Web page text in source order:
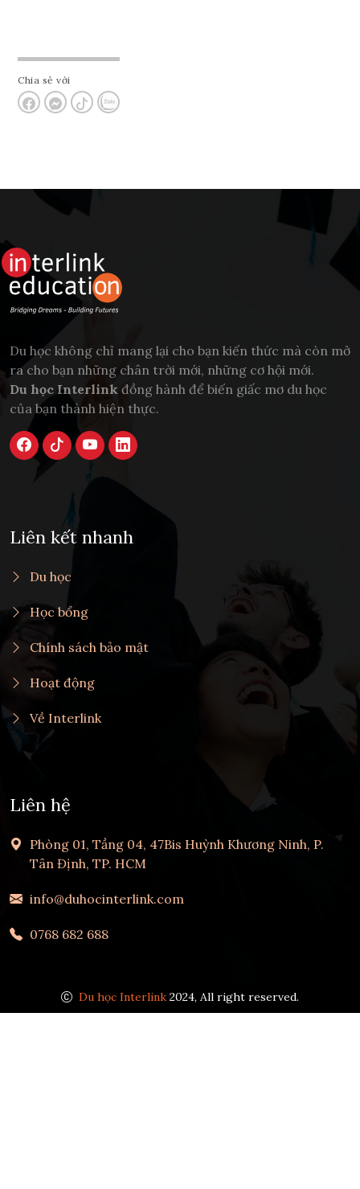
Chia sẻ với
Du học không chỉ mang lại cho bạn kiến thức mà còn mở
ra cho bạn những chân trời mới, những cơ hội mới.
Du học Interlink đồng hành để biến giấc mơ du học
của bạn thành hiện thực.
Liên kết nhanh
Du học
Học bổng
Chính sách bảo mật
Hoạt động
Về Interlink
Liên hệ
Phòng 01, Tầng 04, 47Bis Huỳnh Khương Ninh, P.
Tân Định, TP. HCM
info@duhocinterlink.com
0768 682 688
Du học Interlink 2024, All right reserved.